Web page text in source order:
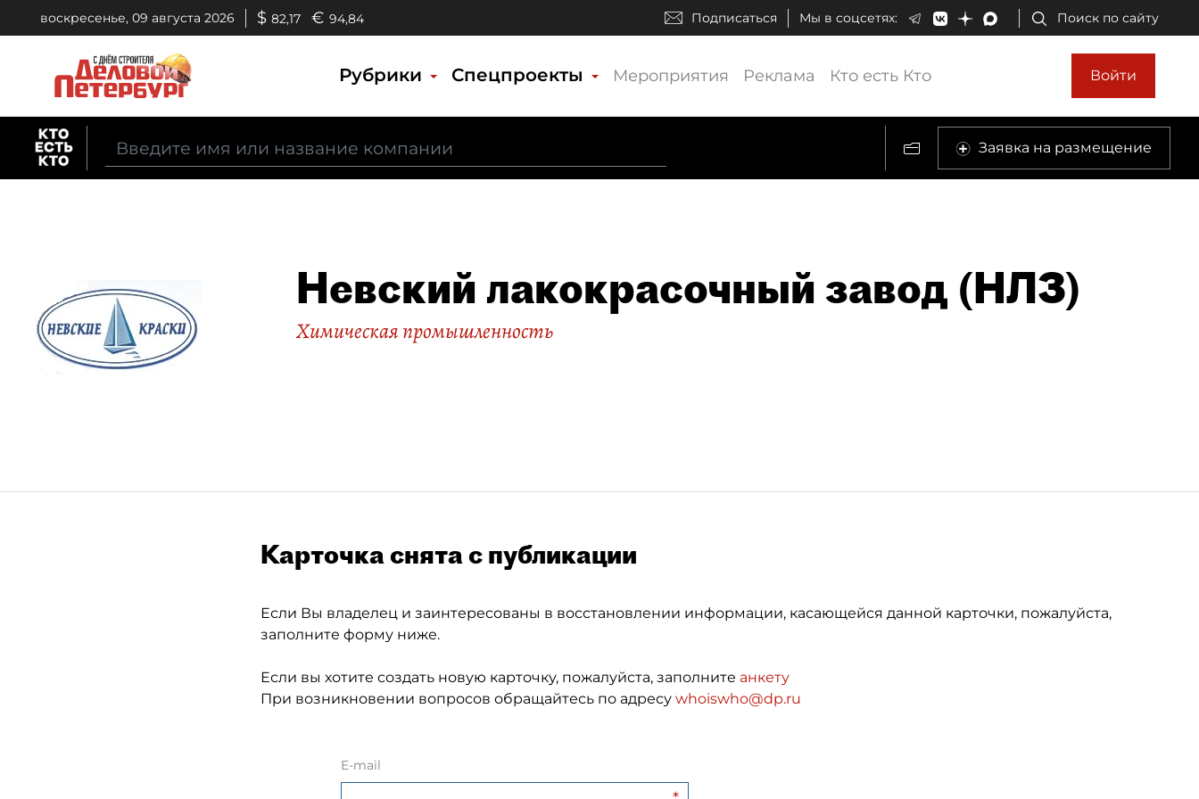
воскресенье, 09 августа 2026 $ 82,17 € 94,84 Подписаться Мы в соцсетях: Поиск по сайту
Рубрики Спецпроекты Мероприятия Реклама Кто есть Кто Войти
Заявка на размещение
Невский лакокрасочный завод (НЛЗ)
Химическая промышленность
Карточка снята с публикации
Если Вы владелец и заинтересованы в восстановлении информации, касающейся данной карточки, пожалуйста,
заполните форму ниже.
Если вы хотите создать новую карточку, пожалуйста, заполните анкету
При возникновении вопросов обращайтесь по адресу whoiswho@dp.ru
E-mail